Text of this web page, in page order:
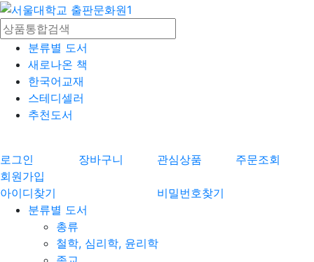
분류별 도서
새로나온 책
한국어교재
스테디셀러
추천도서
로그인 장바구니 관심상품
주문조회
회원가입
아이디찾기
비밀번호찾기
분류별 도서
총류
철학, 심리학, 윤리학